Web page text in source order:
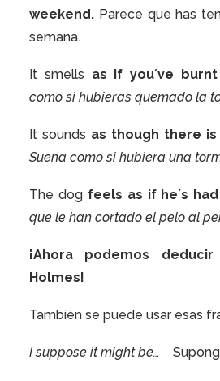
weekend. Parece que has
semana.
It smells as if you´ve
como si hubieras quemado la
It sounds as though there
Suena como si hubiera una
The dog feels as if he´s
que le han cortado el pelo al
¡Ahora podemos
Holmes!
También se puede usar esas
I suppose it might be…